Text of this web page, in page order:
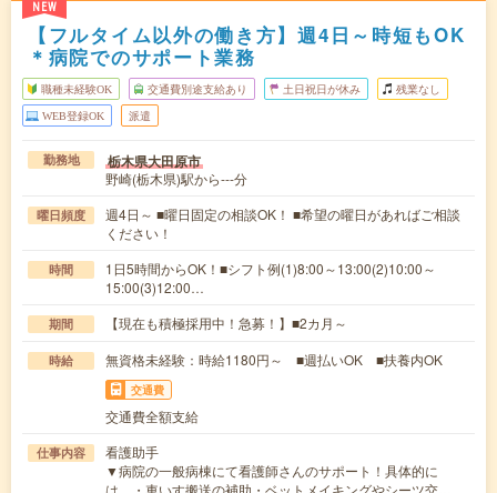
NEW
【フルタイム以外の働き方】週4日～時短もOK
＊病院でのサポート業務
職種未経験OK 交通費別途支給あり 土日祝日が休み 残業なし
WEB登録OK 派遣
勤務地 栃木県大田原市
野崎(栃木県)駅から---分
曜日頻度
週4日～ ■曜日固定の相談OK！ ■希望の曜日があればご相談
ください！
時間
1日5時間からOK！■シフト例(1)8:00～13:00(2)10:00～
15:00(3)12:00…
期間 【現在も積極採用中！急募！】■2カ月～
時給 無資格未経験：時給1180円～ ■週払いOK ■扶養内OK
交通費
交通費全額支給
仕事内容
看護助手
▼病院の一般病棟にて看護師さんのサポート！具体的に
は、・車いす搬送の補助・ベットメイキングやシーツ交…